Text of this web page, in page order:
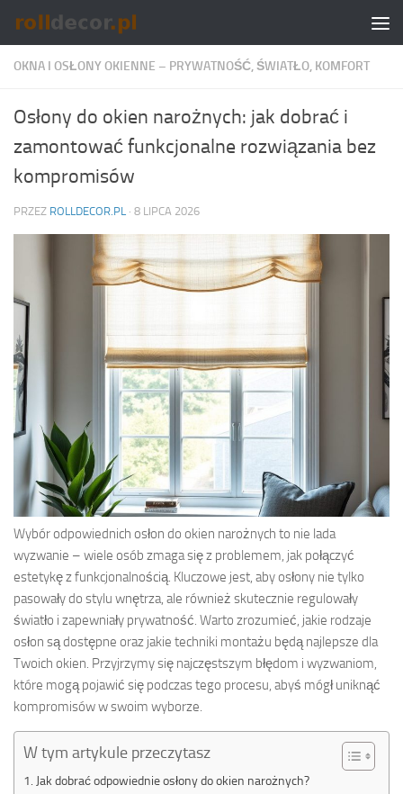
Skip to content
OKNA I OSŁONY OKIENNE – PRYWATNOŚĆ, ŚWIATŁO, KOMFORT
Osłony do okien narożnych: jak dobrać i
zamontować funkcjonalne rozwiązania bez
kompromisów
PRZEZ ROLLDECOR.PL · 8 LIPCA 2026
Wybór odpowiednich osłon do okien narożnych to nie lada
wyzwanie – wiele osób zmaga się z problemem, jak połączyć
estetykę z funkcjonalnością. Kluczowe jest, aby osłony nie tylko
pasowały do stylu wnętrza, ale również skutecznie regulowały
światło i zapewniały prywatność. Warto zrozumieć, jakie rodzaje
osłon są dostępne oraz jakie techniki montażu będą najlepsze dla
Twoich okien. Przyjrzymy się najczęstszym błędom i wyzwaniom,
które mogą pojawić się podczas tego procesu, abyś mógł uniknąć
kompromisów w swoim wyborze.
W tym artykule przeczytasz
Jak dobrać odpowiednie osłony do okien narożnych?